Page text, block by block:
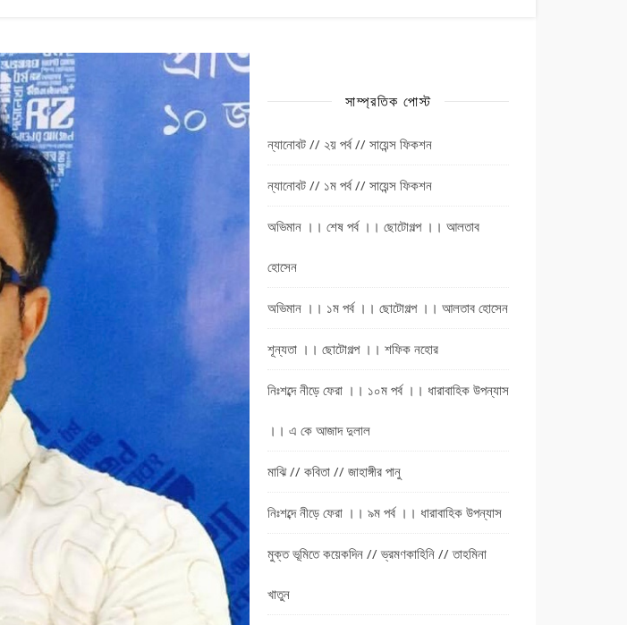
সাম্প্রতিক পোস্ট
ন্যানোবট // ২য় পর্ব // সায়েন্স ফিকশন
ন্যানোবট // ১ম পর্ব // সায়েন্স ফিকশন
অভিমান ।। শেষ পর্ব ।। ছোটোগল্প ।। আলতাব
হোসেন
অভিমান ।। ১ম পর্ব ।। ছোটোগল্প ।। আলতাব হোসেন
শূন্যতা ।। ছোটোগল্প ।। শফিক নহোর
নিঃশব্দে নীড়ে ফেরা ।। ১০ম পর্ব ।। ধারাবাহিক উপন্যাস
।। এ কে আজাদ দুলাল
মাঝি // কবিতা // জাহাঙ্গীর পানু
নিঃশব্দে নীড়ে ফেরা ।। ৯ম পর্ব ।। ধারাবাহিক উপন্যাস
মুক্ত ভূমিতে কয়েকদিন // ভ্রমণকাহিনি // তাহমিনা
খাতুন